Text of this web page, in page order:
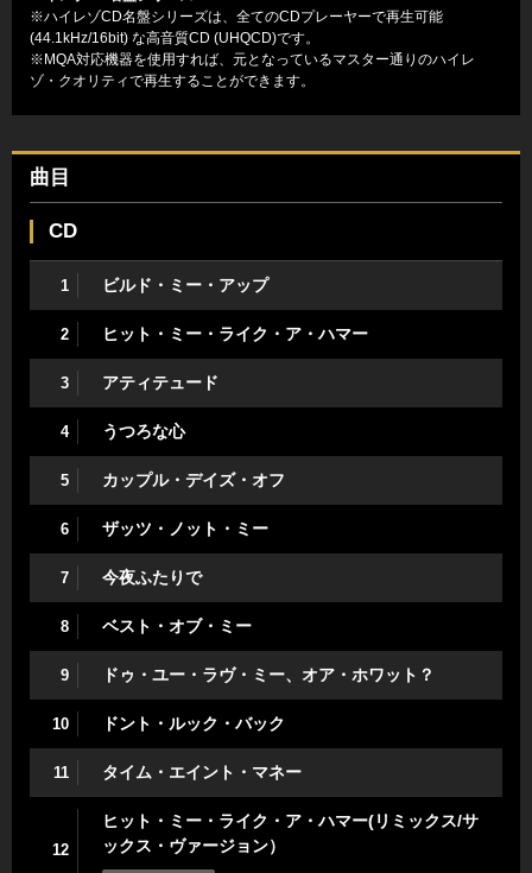
※ハイレゾCD名盤シリーズは、全てのCDプレーヤーで再生可能
(44.1kHz/16bit) な高音質CD (UHQCD)です。
※MQA対応機器を使用すれば、元となっているマスター通りのハイレ
ゾ・クオリティで再生することができます。
曲目
CD
1 ビルド・ミー・アップ
2 ヒット・ミー・ライク・ア・ハマー
3 アティテュード
4 うつろな心
5 カップル・デイズ・オフ
6 ザッツ・ノット・ミー
7 今夜ふたりで
8 ベスト・オブ・ミー
9 ドゥ・ユー・ラヴ・ミー、オア・ホワット？
10 ドント・ルック・バック
11 タイム・エイント・マネー
12
ヒット・ミー・ライク・ア・ハマー(リミックス/サ
ックス・ヴァージョン）